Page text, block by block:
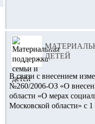
ДЕТЕЙ
В связи с внесением
№260/2006-ОЗ «О
области «О мерах
Московской области» с 1